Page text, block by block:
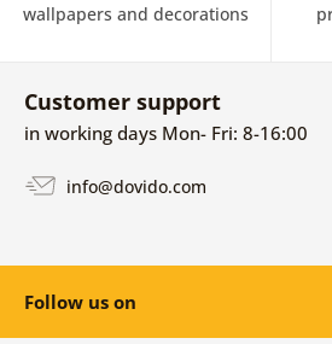
wallpapers and decorations
Customer support
in working days Mon- Fri: 8-16:00
info@dovido.com
Follow us on